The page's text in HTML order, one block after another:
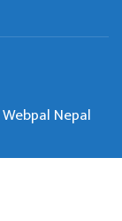
Webpal Nepal